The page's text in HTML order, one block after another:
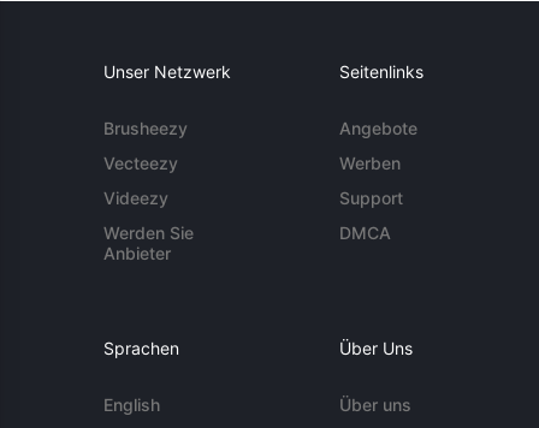
Unser Netzwerk
Brusheezy
Vecteezy
Videezy
Werden Sie
Anbieter
Seitenlinks
Angebote
Werben
Support
DMCA
Sprachen
English
Über Uns
Über uns